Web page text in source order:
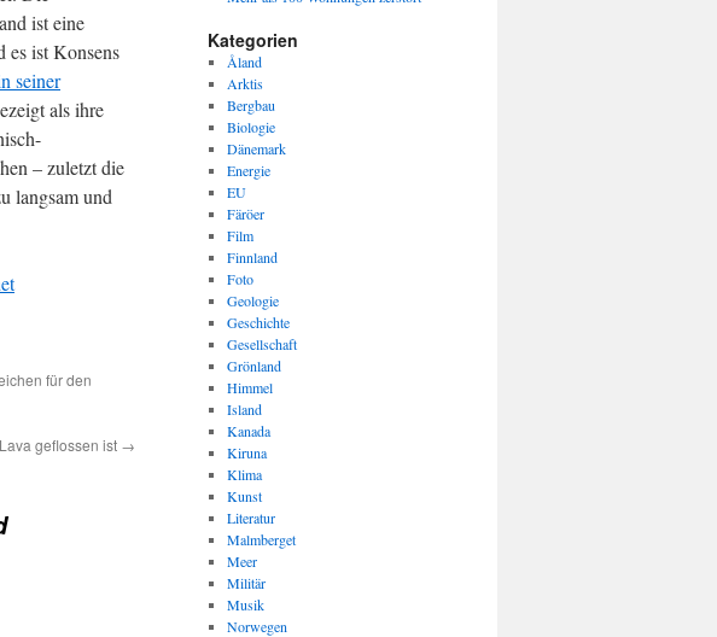
ist eine
es ist Konsens
seiner
als ihre
– zuletzt die
langsam und
für den
geflossen ist →
Kategorien
Åland
Arktis
Bergbau
Biologie
Dänemark
Energie
EU
Färöer
Film
Finnland
Foto
Geologie
Geschichte
Gesellschaft
Grönland
Himmel
Island
Kanada
Kiruna
Klima
Kunst
Literatur
Malmberget
Meer
Militär
Musik
Norwegen